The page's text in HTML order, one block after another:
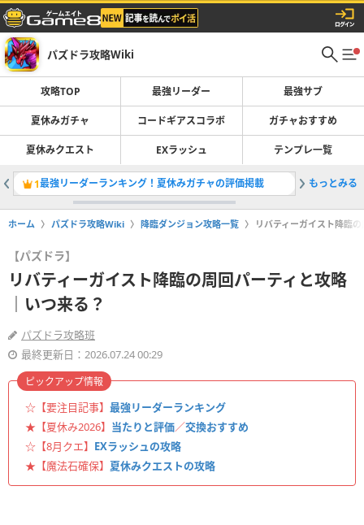
パズドラ攻略Wiki
攻略TOP 最強リーダー 最強サブ
夏休みガチャ コードギアスコラボ ガチャおすすめ
夏休みクエスト EXラッシュ テンプレ一覧
1最強リーダーランキング！夏休みガチャの評価掲載 2夏休み
もっとみる
ホーム パズドラ攻略Wiki 降臨ダンジョン攻略一覧 リバティーガイスト降臨
【パズドラ】
リバティーガイスト降臨の周回パーティと攻略
｜いつ来る？
パズドラ攻略班
最終更新日：2026.07.24 00:29
☆【要注目記事】 最強リーダーランキング
★【夏休み2026】 当たりと評価／交換おすすめ
☆【8月クエ】 EXラッシュの攻略
★【魔法石確保】 夏休みクエストの攻略
ピックアップ情報